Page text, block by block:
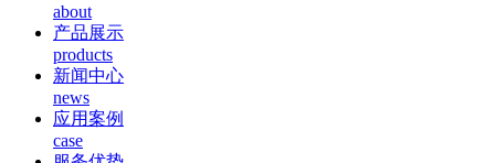
about
产品展示
products
新闻中心
news
应用案例
case